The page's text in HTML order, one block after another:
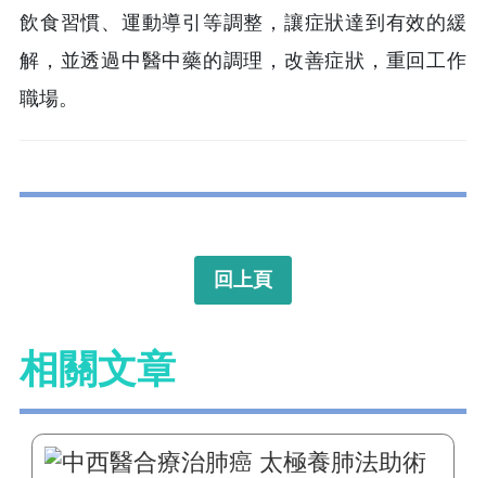
飲食習慣、運動導引等調整，讓症狀達到有效的緩
解，並透過中醫中藥的調理，改善症狀，重回工作
職場。
回上頁
相關文章